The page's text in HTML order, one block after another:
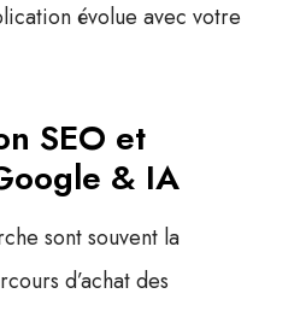
évolue avec votre
SEO et
& IA
sont souvent la
d’achat des